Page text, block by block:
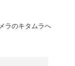
ラのキタムラへ